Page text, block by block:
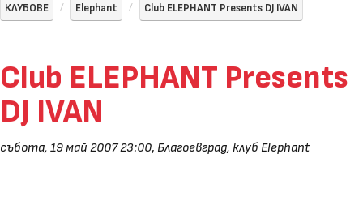
КЛУБОВЕ Elephant Club ELEPHANT Presents DJ IVAN
Club ELEPHANT Presents
DJ IVAN
събота, 19 май 2007 23:00, Благоевград, клуб Elephant